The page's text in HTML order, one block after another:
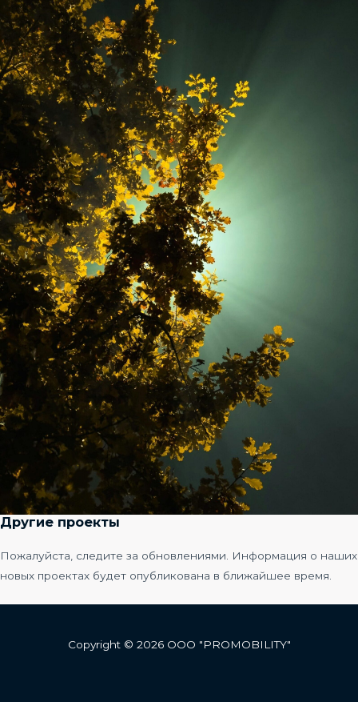
Другие проекты
Пожалуйста, следите за обновлениями. Информация о наших
новых проектах будет опубликована в ближайшее время.
Copyright © 2026 ООО "PROMOBILITY"